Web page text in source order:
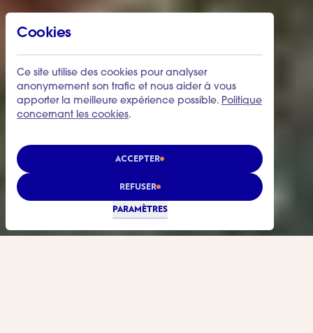
Cookies
Ce site utilise des cookies pour analyser
anonymement son trafic et nous aider à vous
apporter la meilleure expérience possible. Politique
concernant les cookies.
ACCEPTER
REFUSER
PARAMÈTRES